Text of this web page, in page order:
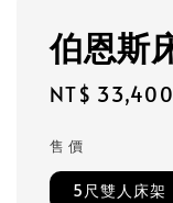
伯恩斯
Regular
NT$ 33,400
售 價
5尺雙人床架